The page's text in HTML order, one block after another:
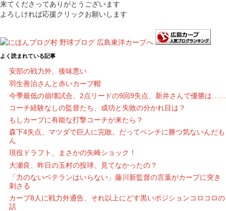
来てくださってありがとうございます
よろしければ応援クリックお願いします
よく読まれている記事
安部の戦力外、後味悪い
羽生善治さんと赤いカープ帽
今季最低の崩壊試合、2点リードの9回9失点、新井さんで優勝は……
コーチ経験なしの監督たち、成功と失敗の分かれ目は？
もしカープに有能な打撃コーチが来たら？
森下4失点、マツダで巨人に完敗。だってベンチに勝つ気ないんだも
ん
現役ドラフト、まさかの矢崎ショック！
大瀬良、昨日の玉村の投球、見てなかったの？
「力のないベテランはいらない」藤川新監督の言葉がカープに突き
刺さる
カープ8人に戦力外通告、それ以上にどす黒いポジションコロコロの
話